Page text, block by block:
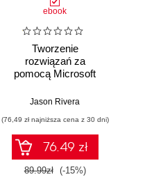
ebook
Tworzenie
rozwiązań za
pomocą Microsoft
Rozwiązywanie
problemów w
przedsiębiorstwie
Jason Rivera
(76,49 zł najniższa cena z 30 dni)
76.49 zł
89.99zł (-15%)